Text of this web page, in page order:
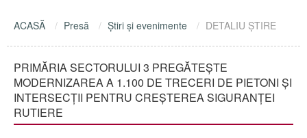
ACASĂ Presă Ştiri şi evenimente DETALIU ŞTIRE
PRIMĂRIA SECTORULUI 3 PREGĂTEȘTE
MODERNIZAREA A 1.100 DE TRECERI DE PIETONI ȘI
INTERSECȚII PENTRU CREȘTEREA SIGURANȚEI
RUTIERE